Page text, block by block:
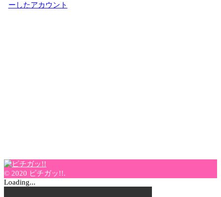
ーしたアカウント
© 2020 ピチガッ!!.
Loading...